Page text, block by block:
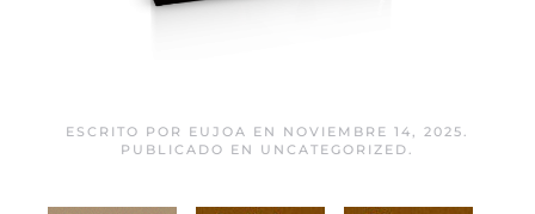
ESCRITO POR EUJOA EN NOVIEMBRE 14, 2025
PUBLICADO EN UNCATEGORIZED